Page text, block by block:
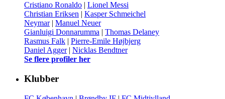
Cristiano Ronaldo | Lionel Messi
Christian Eriksen | Kasper Schmeichel
Neymar| Manuel Neuer
Gianluigi Donnarumma | Thomas Delaney
Rasmus Falk | Pierre-Emile Højbjerg
Daniel Agger| Nicklas Bendtner
Se flere profiler her
Klubber